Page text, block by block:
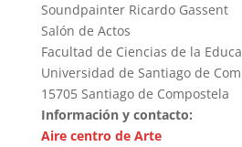
Soundpainter Ricardo Gassent
Salón de Actos
Facultad de Ciencias de la
Universidad de Santiago de
15705 Santiago de Compostela
Información y contacto:
Aire centro de Arte